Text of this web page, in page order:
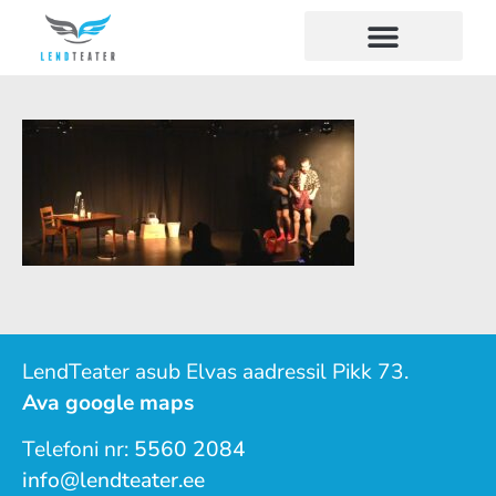
LendTeater asub Elvas aadressil Pikk 73.
Ava google maps
Telefoni nr: 5560 2084
info@lendteater.ee